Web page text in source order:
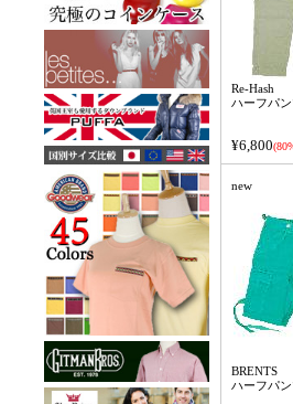
Re-Hash
ハーフパン
¥6,800
new
BRENTS
ハーフパン